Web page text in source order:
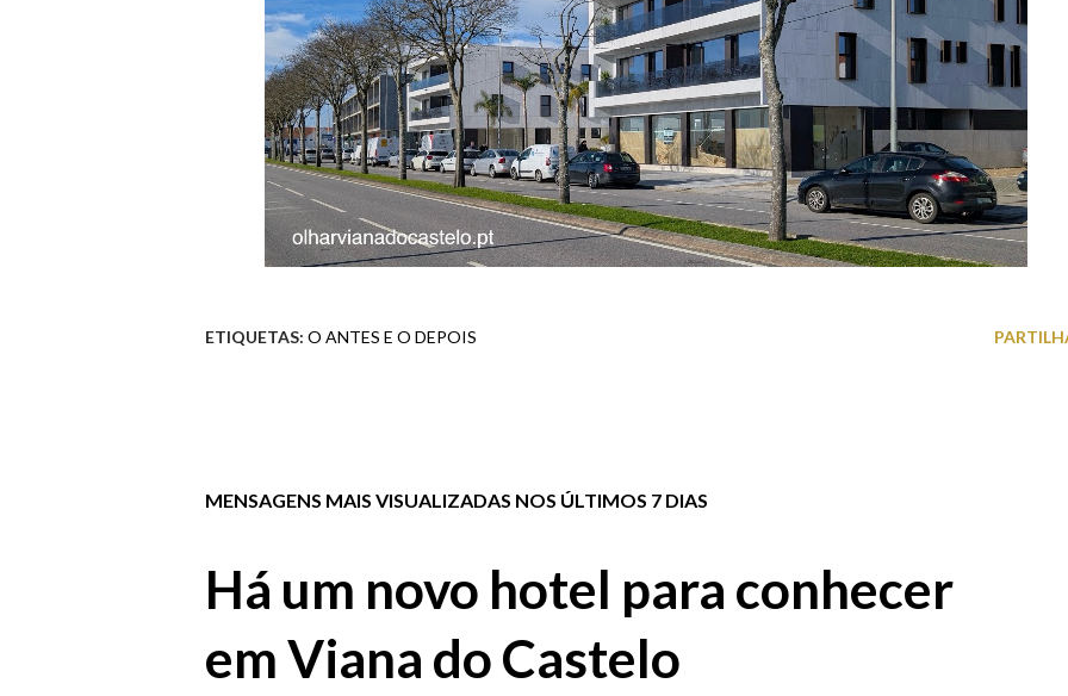
ETIQUETAS: O ANTES E O DEPOIS
MENSAGENS MAIS VISUALIZADAS NOS ÚLTIMOS 7 DIAS
Há um novo hotel para conhecer
em Viana do Castelo